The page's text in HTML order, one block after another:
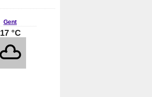
Gent
17 °C